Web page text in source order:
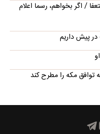
/ اگر بخواهم، رسما اعلام
در پیش داریم
توافق مکه را مطرح کند